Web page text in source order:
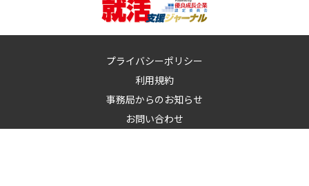
プライバシーポリシー
利用規約
事務局からのお知らせ
お問い合わせ